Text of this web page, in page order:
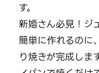
す。
新婚さん必見！ジ
簡単に作れるのに
り焼きが完成しま